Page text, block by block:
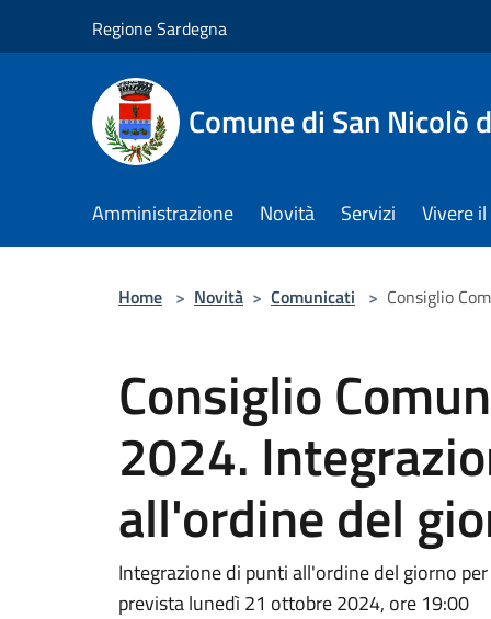
Regione Sardegna
Comune di San Nicolò
Amministrazione Novità Servizi Vivere
Home > Novità > Comunicati > Consiglio
Consiglio
2024.
all'ordine del
Integrazione di punti all'ordine del giorno
prevista lunedì 21 ottobre 2024, ore 19:00